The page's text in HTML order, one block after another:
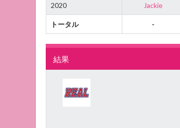
2020 Jackie
トータル -
結果